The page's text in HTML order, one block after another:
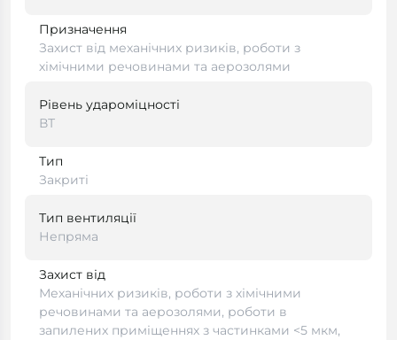
Призначення
Захист від механічних ризиків, роботи з
хімічними речовинами та аерозолями
Рівень удароміцності
ВТ
Тип
Закриті
Тип вентиляції
Непряма
Захист від
Механічних ризиків, роботи з хімічними
речовинами та аерозолями, роботи в
запилених приміщеннях з частинками <5 мкм,